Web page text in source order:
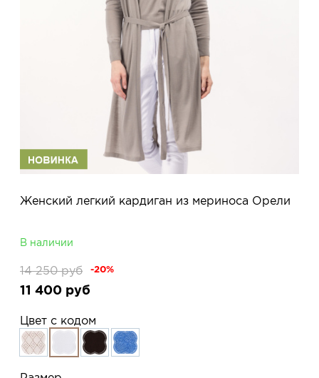
Женский легкий кардиган из мериноса Орели
В наличии
14 250 руб -20%
11 400 руб
Цвет с кодом